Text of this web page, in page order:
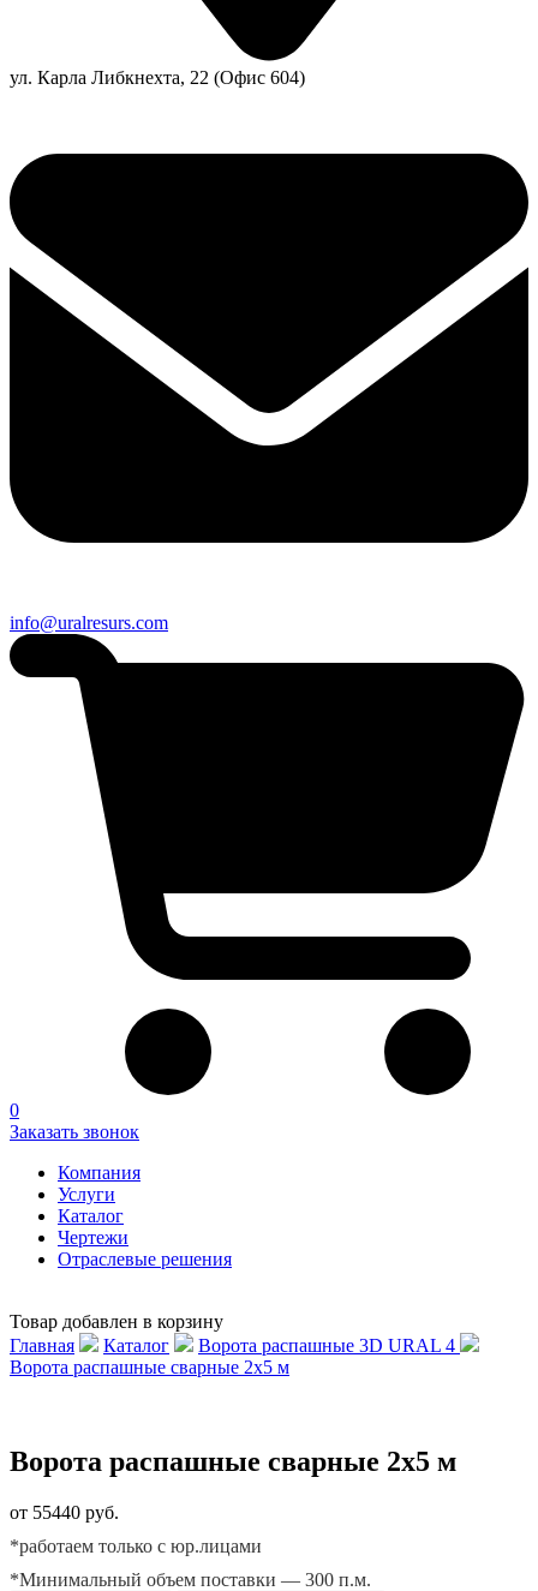
ул. Карла Либкнехта, 22 (Офис 604)
info@uralresurs.com
0
Заказать звонок
Компания
Услуги
Каталог
Чертежи
Отраслевые решения
Товар добавлен в корзину
Главная
Каталог
Ворота распашные 3D URAL 4
Ворота распашные сварные 2х5 м
Ворота распашные сварные 2х5 м
от 55440 руб.
*работаем только с юр.лицами
*Минимальный объем поставки — 300 п.м.